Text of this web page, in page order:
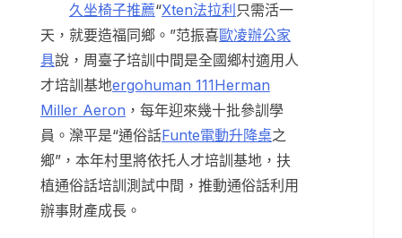
久坐椅子推薦“Xten法拉利 只需活一
天，就要造福同鄉。”范振喜歐凌辦公家
具說，周臺子培訓中間是全國鄉村適用人
才培訓基地ergohuman 111Herman
Miller Aeron ，每年迎來幾十批參訓學
員。灤平是“通俗話Funte電動升降桌之
鄉”，本年村里將依托人才培訓基地，扶
植通俗話培訓測試中間，推動通俗話利用
辦事財產成長。